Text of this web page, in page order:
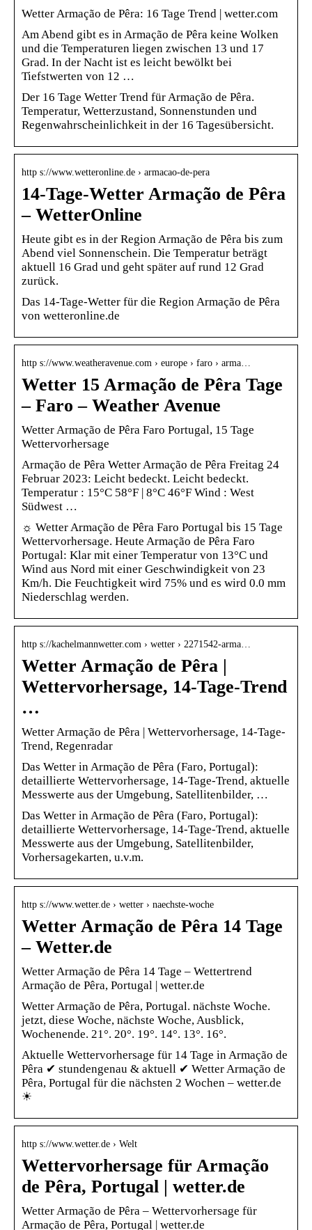
Wetter Armação de Pêra: 16 Tage Trend | wetter.com
Am Abend gibt es in Armação de Pêra keine Wolken
und die Temperaturen liegen zwischen 13 und 17
Grad. In der Nacht ist es leicht bewölkt bei
Tiefstwerten von 12 …
Der 16 Tage Wetter Trend für Armação de Pêra.
Temperatur, Wetterzustand, Sonnenstunden und
Regenwahrscheinlichkeit in der 16 Tagesübersicht.
http s://www.wetteronline.de › armacao-de-pera
14-Tage-Wetter Armação de Pêra
– WetterOnline
Heute gibt es in der Region Armação de Pêra bis zum
Abend viel Sonnenschein. Die Temperatur beträgt
aktuell 16 Grad und geht später auf rund 12 Grad
zurück.
Das 14-Tage-Wetter für die Region Armação de Pêra
von wetteronline.de
http s://www.weatheravenue.com › europe › faro › arma…
Wetter 15 Armação de Pêra Tage
– Faro – Weather Avenue
Wetter Armação de Pêra Faro Portugal, 15 Tage
Wettervorhersage
Armação de Pêra Wetter Armação de Pêra Freitag 24
Februar 2023: Leicht bedeckt. Leicht bedeckt.
Temperatur : 15°C 58°F | 8°C 46°F Wind : West
Südwest …
☼ Wetter Armação de Pêra Faro Portugal bis 15 Tage
Wettervorhersage. Heute Armação de Pêra Faro
Portugal: Klar mit einer Temperatur von 13°C und
Wind aus Nord mit einer Geschwindigkeit von 23
Km/h. Die Feuchtigkeit wird 75% und es wird 0.0 mm
Niederschlag werden.
http s://kachelmannwetter.com › wetter › 2271542-arma…
Wetter Armação de Pêra |
Wettervorhersage, 14-Tage-Trend
…
Wetter Armação de Pêra | Wettervorhersage, 14-Tage-
Trend, Regenradar
Das Wetter in Armação de Pêra (Faro, Portugal):
detaillierte Wettervorhersage, 14-Tage-Trend, aktuelle
Messwerte aus der Umgebung, Satellitenbilder, …
Das Wetter in Armação de Pêra (Faro, Portugal):
detaillierte Wettervorhersage, 14-Tage-Trend, aktuelle
Messwerte aus der Umgebung, Satellitenbilder,
Vorhersagekarten, u.v.m.
http s://www.wetter.de › wetter › naechste-woche
Wetter Armação de Pêra 14 Tage
– Wetter.de
Wetter Armação de Pêra 14 Tage – Wettertrend
Armação de Pêra, Portugal | wetter.de
Wetter Armação de Pêra, Portugal. nächste Woche.
jetzt, diese Woche, nächste Woche, Ausblick,
Wochenende. 21°. 20°. 19°. 14°. 13°. 16°.
Aktuelle Wettervorhersage für 14 Tage in Armação de
Pêra ✔ stundengenau & aktuell ✔ Wetter Armação de
Pêra, Portugal für die nächsten 2 Wochen – wetter.de
☀
http s://www.wetter.de › Welt
Wettervorhersage für Armação
de Pêra, Portugal | wetter.de
Wetter Armação de Pêra – Wettervorhersage für
Armação de Pêra, Portugal | wetter.de